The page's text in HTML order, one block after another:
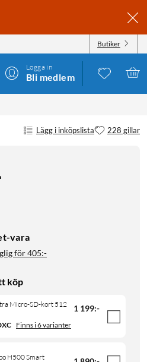
Butiker
Logga in
Bli medlem
Lägg i inköpslista 228 gillar
vara
för405:-
köp
Micro-SD-kort 512
1 199:-
Finns i 6 varianter
H500 Smart